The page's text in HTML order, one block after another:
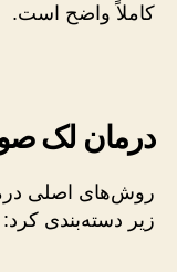
کاملاً واضح است.
درمان لک
روش‌های اصلی
زیر دسته‌بندی کرد: